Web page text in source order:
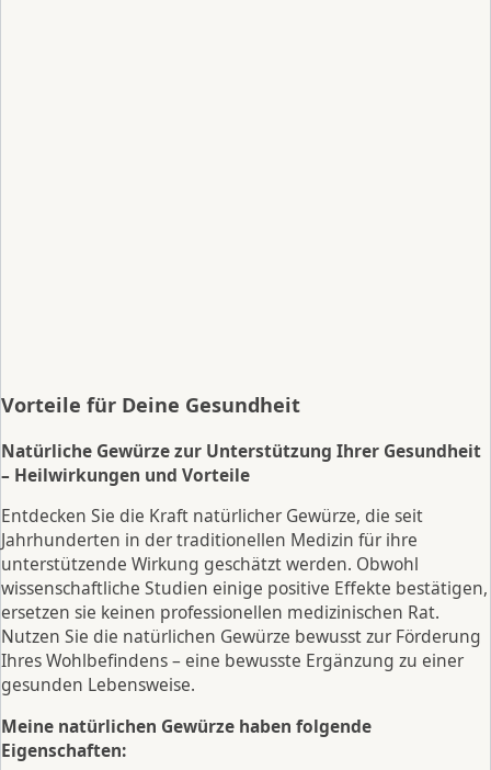
Vorteile für Deine Gesundheit
Natürliche Gewürze zur Unterstützung Ihrer Gesundheit
– Heilwirkungen und Vorteile
Entdecken Sie die Kraft natürlicher Gewürze, die seit
Jahrhunderten in der traditionellen Medizin für ihre
unterstützende Wirkung geschätzt werden. Obwohl
wissenschaftliche Studien einige positive Effekte bestätigen,
ersetzen sie keinen professionellen medizinischen Rat.
Nutzen Sie die natürlichen Gewürze bewusst zur Förderung
Ihres Wohlbefindens – eine bewusste Ergänzung zu einer
gesunden Lebensweise.
Meine natürlichen Gewürze haben folgende
Eigenschaften: